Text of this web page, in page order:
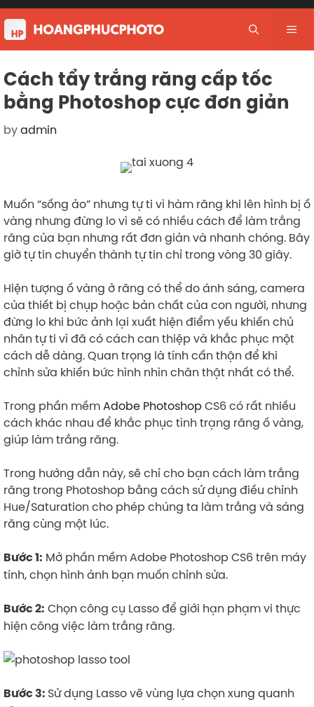
Skip
to
content
Cách tẩy trắng răng cấp tốc
bằng Photoshop cực đơn giản
byadmin
Muốn “sống ảo” nhưng tự ti vì hàm răng khi lên hình bị ố
vàng nhưng đừng lo vì sẽ có nhiều cách để làm trắng
răng của bạn nhưng rất đơn giản và nhanh chóng. Bây
giờ tự tin chuyển thành tự tin chỉ trong vòng 30 giây.
Hiện tượng ố vàng ở răng có thể do ánh sáng, camera
của thiết bị chụp hoặc bản chất của con người, nhưng
đừng lo khi bức ảnh lại xuất hiện điểm yếu khiến chủ
nhân tự ti vì đã có cách can thiệp và khắc phục một
cách dễ dàng. Quan trọng là tính cẩn thận để khi
chỉnh sửa khiến bức hình nhìn chân thật nhất có thể.
Trong phần mềmAdobe Photoshop CS6 có rất nhiều
cách khác nhau để khắc phục tình trạng răng ố vàng,
giúp làm trắng răng.
Trong hướng dẫn này, sẽ chỉ cho bạn cách làm trắng
răng trong Photoshop bằng cách sử dụng điều chỉnh
Hue/Saturation cho phép chúng ta làm trắng và sáng
răng cùng một lúc.
Bước 1: Mở phần mềm Adobe Photoshop CS6 trên máy
tính, chọn hình ảnh bạn muốn chỉnh sửa.
Bước 2: Chọn công cụ Lasso để giới hạn phạm vi thực
hiện công việc làm trắng răng.
Bước 3: Sử dụng Lasso vẽ vùng lựa chọn xung quanh